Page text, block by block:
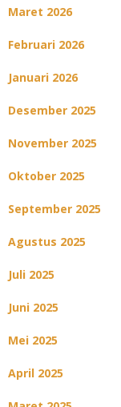
Maret 2026
Februari 2026
Januari 2026
Desember 2025
November 2025
Oktober 2025
September 2025
Agustus 2025
Juli 2025
Juni 2025
Mei 2025
April 2025